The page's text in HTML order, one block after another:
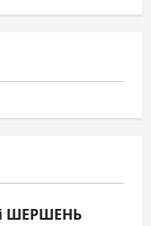
і ШЕРШЕНЬ